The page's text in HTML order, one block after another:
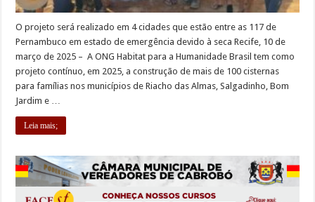
O projeto será realizado em 4 cidades que estão entre as 117 de
Pernambuco em estado de emergência devido à seca Recife, 10 de
março de 2025 – A ONG Habitat para a Humanidade Brasil tem como
projeto contínuo, em 2025, a construção de mais de 100 cisternas
para famílias nos municípios de Riacho das Almas, Salgadinho, Bom
Jardim e …
Leia mais;